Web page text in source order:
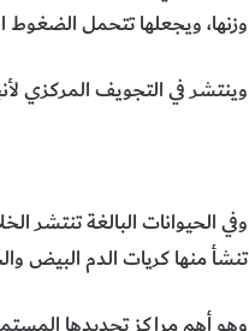
وزنها، ويجعلها تتحمل الضغوط
وينتشر في التجويف المركزي
وفي الحيوانات البالغة تنتشر
تنشأ منها كريات الدم البيض